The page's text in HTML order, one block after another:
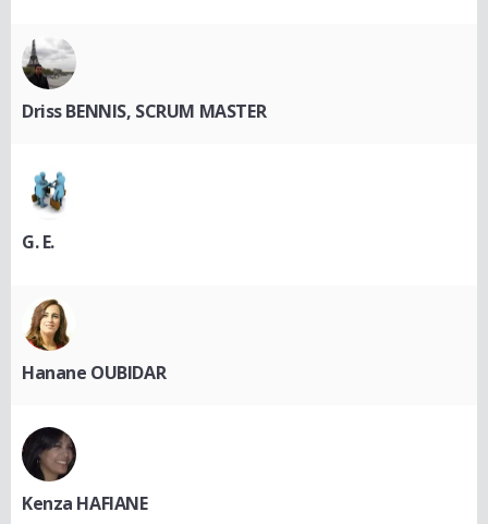
Driss BENNIS, SCRUM MASTER
G. E.
Hanane OUBIDAR
Kenza HAFIANE